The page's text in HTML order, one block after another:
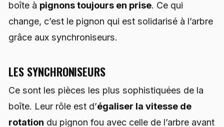
boîte à pignons toujours en prise. Ce qui
change, c’est le pignon qui est solidarisé à l’arbre
grâce aux synchroniseurs.
LES SYNCHRONISEURS
Ce sont les pièces les plus sophistiquées de la
boîte. Leur rôle est d’égaliser la vitesse de
rotation du pignon fou avec celle de l’arbre avant